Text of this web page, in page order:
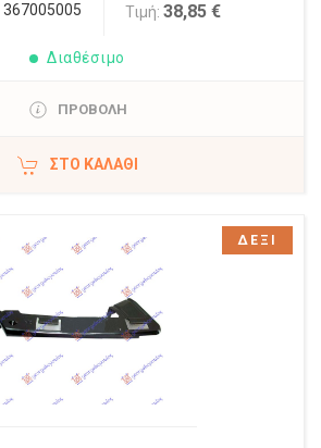
367005005 Τιμή: 38,85 €
Διαθέσιμο
ΠΡΟΒΟΛΗ
ΣΤΟ ΚΑΛΆΘΙ
ΔΕΞΙ